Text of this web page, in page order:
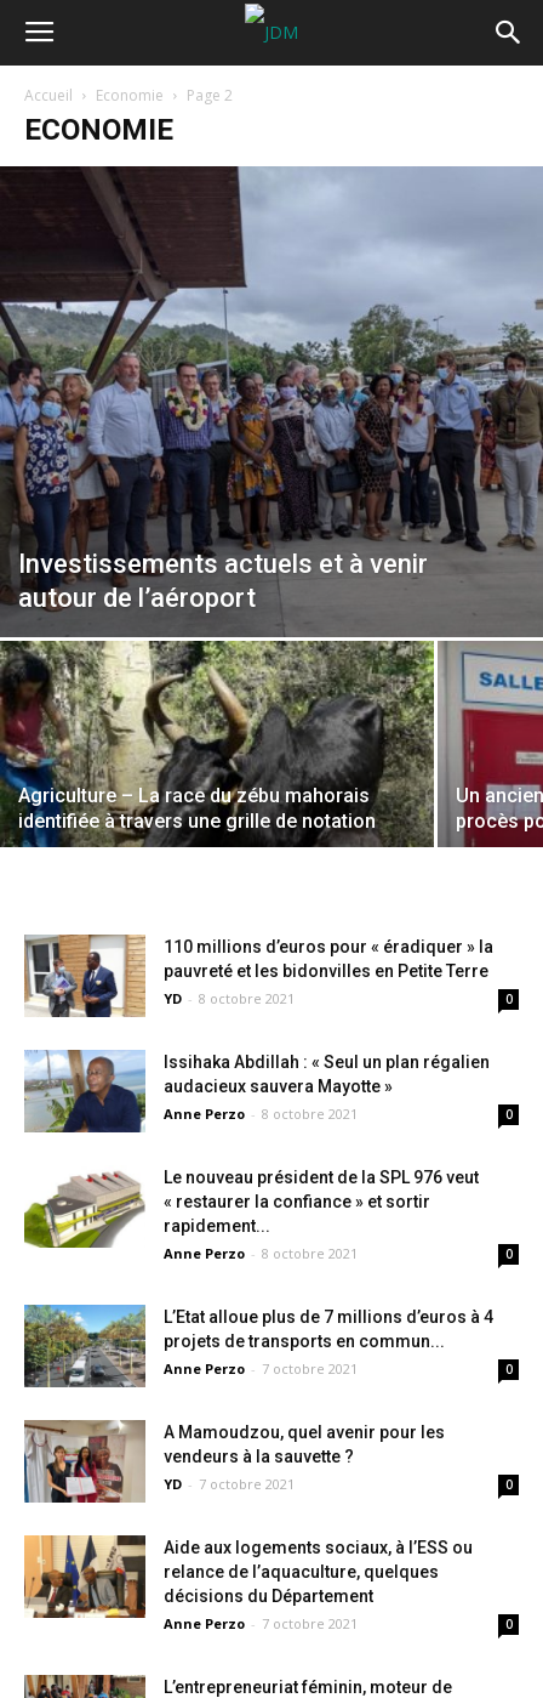
Accueil Economie Page 2
ECONOMIE
Investissements actuels et à venir
autour de l’aéroport
Agriculture – La race du zébu mahorais
identifiée à travers une grille de notation
Un
procès
110 millions d’euros pour « éradiquer » la
pauvreté et les bidonvilles en Petite Terre
YD - 8 octobre 2021 0
Issihaka Abdillah : « Seul un plan régalien
audacieux sauvera Mayotte »
Anne Perzo - 8 octobre 2021 0
Le nouveau président de la SPL 976 veut
« restaurer la confiance » et sortir
rapidement...
Anne Perzo - 8 octobre 2021 0
L’Etat alloue plus de 7 millions d’euros à 4
projets de transports en commun...
Anne Perzo - 7 octobre 2021 0
A Mamoudzou, quel avenir pour les
vendeurs à la sauvette ?
YD - 7 octobre 2021 0
Aide aux logements sociaux, à l’ESS ou
relance de l’aquaculture, quelques
décisions du Département
Anne Perzo - 7 octobre 2021 0
L’entrepreneuriat féminin, moteur de